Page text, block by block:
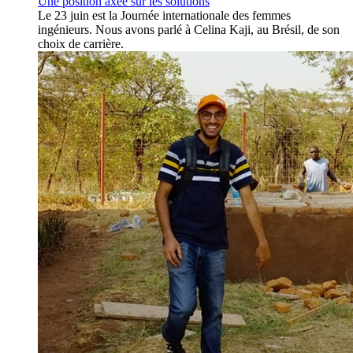
Le 23 juin est la Journée internationale des femmes
ingénieurs. Nous avons parlé à Celina Kaji, au Brésil, de son
choix de carrière.